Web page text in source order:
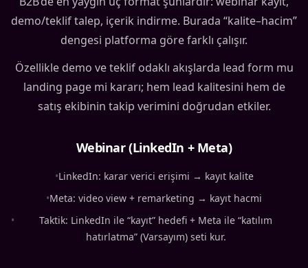
demo/teklif talep, içerik indirme. Burada “kalite–hacim”
dengesi platforma göre farklı çalışır.
Özellikle demo ve teklif odaklı akışlarda lead form mu
landing page mi kararı; hem lead kalitesini hem de
satış ekibinin takip verimini doğrudan etkiler.
Webinar (LinkedIn + Meta)
•LinkedIn: karar verici erişimi → kayıt kalite
•Meta: video view + remarketing → kayıt hacmi
•
Taktik: LinkedIn ile “kayıt” hedefi + Meta ile “katılım
hatırlatma” (Varsayım) seti kur.